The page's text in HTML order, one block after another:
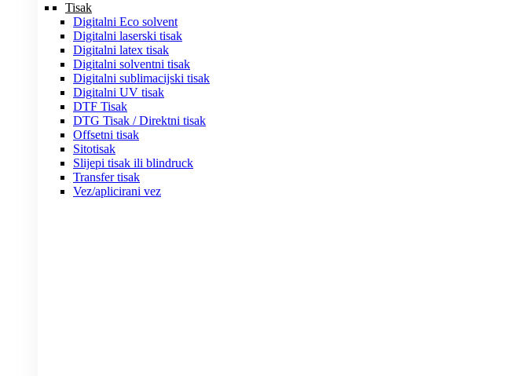
Tisak
Digitalni Eco solvent
Digitalni laserski tisak
Digitalni latex tisak
Digitalni solventni tisak
Digitalni sublimacijski tisak
Digitalni UV tisak
DTF Tisak
DTG Tisak / Direktni tisak
Offsetni tisak
Sitotisak
Slijepi tisak ili blindruck
Transfer tisak
Vez/aplicirani vez